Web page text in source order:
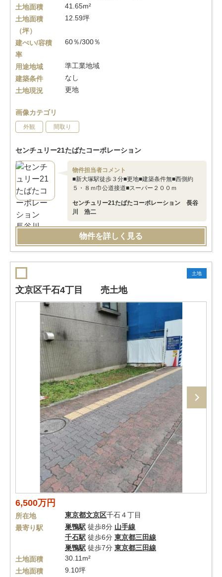
土地面積
41.65m²
土地面積
（坪）
12.59坪
建ぺい/容積
率
60％/300％
用途地域
準工業地域
建築条件
なし
土地現況
更地
画像カテゴリ
外観 間取り
センチュリー21たばたコーポレーション
物件担当者コメント
■新大塚駅徒歩３分■更地■建築条件無■西側約
５・８ｍ巾公道接道■スーパー２００ｍ
センチュリー21たばたコーポレーション 長谷
川 浩二
物件を詳しく見る
土地
文京区千石4丁目 売土地
6,500万円
所在地 東京都文京区千石４丁目
最寄り駅
巣鴨駅 徒歩8分 山手線
千石駅 徒歩6分 東京都三田線
巣鴨駅 徒歩7分 東京都三田線
土地面積
30.11m²
土地面積
9.10坪